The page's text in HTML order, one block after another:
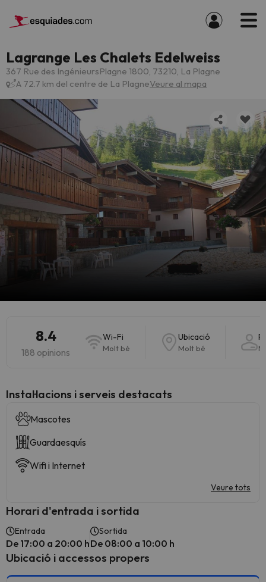
Lagrange Les Chalets Edelweiss
367 Rue des IngénieursPlagne 1800, 73210, La Plagne
A 72.7 km del centre de La PlagneVeure al mapa
8.4
188 opinions
Wi-Fi
Molt bé
Ubicació
Molt bé
Instal·lacions i serveis destacats
Mascotes
Guardaesquís
Wifi i Internet
Veure tots
Horari d'entrada i sortida
Entrada
De 17:00 a 20:00 h
Sortida
De 08:00 a 10:00 h
Ubicació i accessos propers